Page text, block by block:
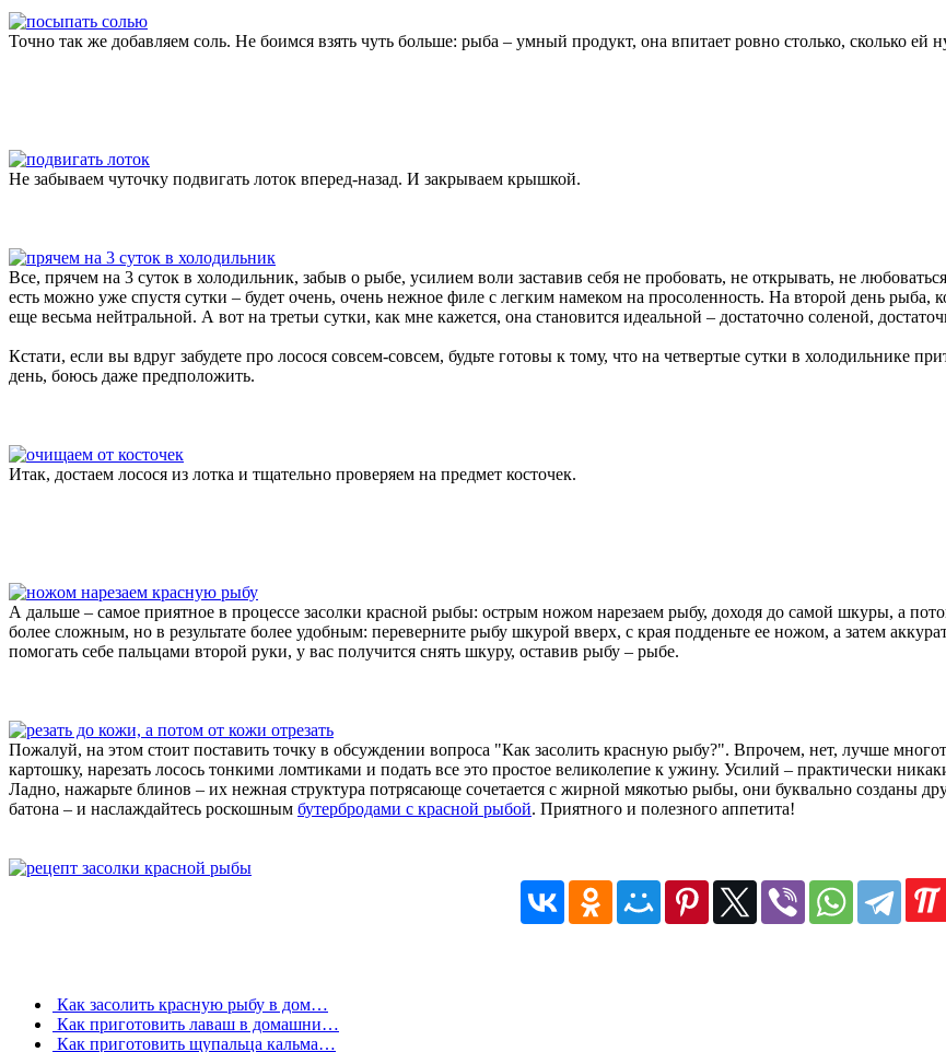
Точно так же добавляем соль. Не боимся взять чуть больше: рыба – умный продукт, она впитает ровно столько, сколько ей
Не забываем чуточку подвигать лоток вперед-назад. И закрываем крышкой.
Все, прячем на 3 суток в холодильник, забыв о рыбе, усилием воли заставив себя не пробовать, не открывать, не
есть можно уже спустя сутки – будет очень, очень нежное филе с легким намеком на просоленность. На второй день рыба,
еще весьма нейтральной. А вот на третьи сутки, как мне кажется, она становится идеальной – достаточно соленой,
Кстати, если вы вдруг забудете про лосося совсем-совсем, будьте готовы к тому, что на четвертые сутки в холодильнике
день, боюсь даже предположить.
Итак, достаем лосося из лотка и тщательно проверяем на предмет косточек.
А дальше – самое приятное в процессе засолки красной рыбы: острым ножом нарезаем рыбу, доходя до самой шкуры, а
более сложным, но в результате более удобным: переверните рыбу шкурой вверх, с края подденьте ее ножом, а затем
помогать себе пальцами второй руки, у вас получится снять шкуру, оставив рыбу – рыбе.
Пожалуй, на этом стоит поставить точку в обсуждении вопроса "Как засолить красную рыбу?". Впрочем, нет, лучше
картошку, нарезать лосось тонкими ломтиками и подать все это простое великолепие к ужину. Усилий – практически
Ладно, нажарьте блинов – их нежная структура потрясающе сочетается с жирной мякотью рыбы, они буквально созданы
батона – и наслаждайтесь роскошным бутербродами с красной рыбой. Приятного и полезного аппетита!
Как засолить красную рыбу в дом…
Как приготовить лаваш в домашни…
Как приготовить щупальца кальма…